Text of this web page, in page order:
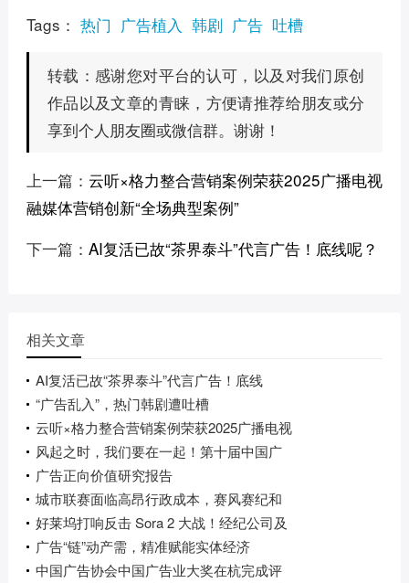
Tags： 热门 广告植入 韩剧 广告 吐槽
转载： 感谢您对平台的认可，以及对我们原创
作品以及文章的青睐，方便请推荐给朋友或分
享到个人朋友圈或微信群。谢谢！
上一篇： 云听×格力整合营销案例荣获2025广播电视
融媒体营销创新“全场典型案例”
下一篇： AI复活已故“茶界泰斗”代言广告！底线呢？
相关文章
AI复活已故“茶界泰斗”代言广告！底线
“广告乱入”，热门韩剧遭吐槽
云听×格力整合营销案例荣获2025广播电视
风起之时，我们要在一起！第十届中国广
广告正向价值研究报告
城市联赛面临高昂行政成本，赛风赛纪和
好莱坞打响反击 Sora 2 大战！经纪公司及
广告“链”动产需，精准赋能实体经济
中国广告协会中国广告业大奖在杭完成评